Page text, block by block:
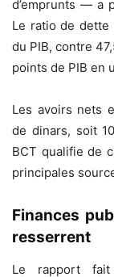
d’emprunts — a
Le ratio de dette
du PIB, contre
points de PIB en
Les avoirs nets
de dinars, soit
BCT qualifie de
principales
Finances
resserrent
Le rapport fait